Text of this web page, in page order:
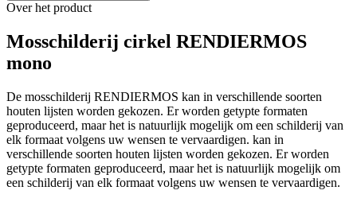
Over het product
Mosschilderij cirkel RENDIERMOS
mono
De mosschilderij RENDIERMOS kan in verschillende soorten
houten lijsten worden gekozen. Er worden getypte formaten
geproduceerd, maar het is natuurlijk mogelijk om een schilderij van
elk formaat volgens uw wensen te vervaardigen. kan in
verschillende soorten houten lijsten worden gekozen. Er worden
getypte formaten geproduceerd, maar het is natuurlijk mogelijk om
een schilderij van elk formaat volgens uw wensen te vervaardigen.